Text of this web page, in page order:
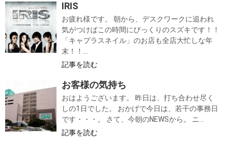
IRIS
お疲れ様です。 朝から、デスクワークに追われ
気がつけばこの時間にびっくりのスズキです！！
「キャプラスネイル」のお店も全店大忙しな年
末！！...
記事を読む
お客様の気持ち
おはようございます。 昨日は、打ち合わせ尽く
しの1日でした。 おかげで今日は、若干の事務日
です・・・。 さて、今朝のNEWSから。 ニ...
記事を読む